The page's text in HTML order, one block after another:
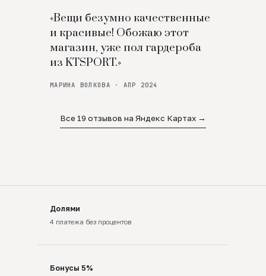
«Вещи безумно качественные
и красивые! Обожаю этот
магазин, уже пол гардероба
из KTSPORT.»
МАРИНА ВОЛКОВА · АПР 2024
Все 19 отзывов на Яндекс Картах →
Долями
4 платежа без процентов
Бонусы 5%